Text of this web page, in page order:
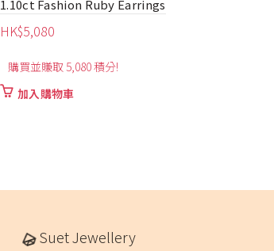
5.00ct Fashion Natural Ruby Bracelet
HK$12,800
購買並賺取 12,800 積分!
加入購物車
Suet Jewellery